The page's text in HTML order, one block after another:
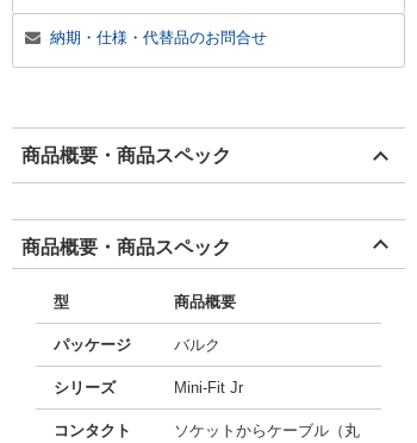
納期・仕様・代替品のお問合せ
商品概要・商品スペック
商品概要・商品スペック
型 商品概要
パッケージ バルク
シリーズ Mini-Fit Jr
コンタクト
ソケットからケーブル（丸